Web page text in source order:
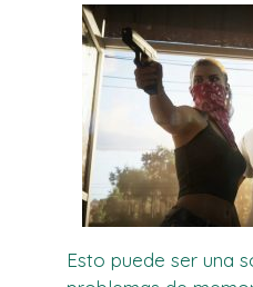
Esto puede ser una